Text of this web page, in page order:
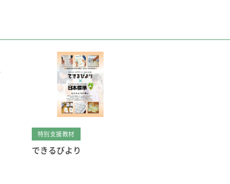
特別支援教材
できるびより